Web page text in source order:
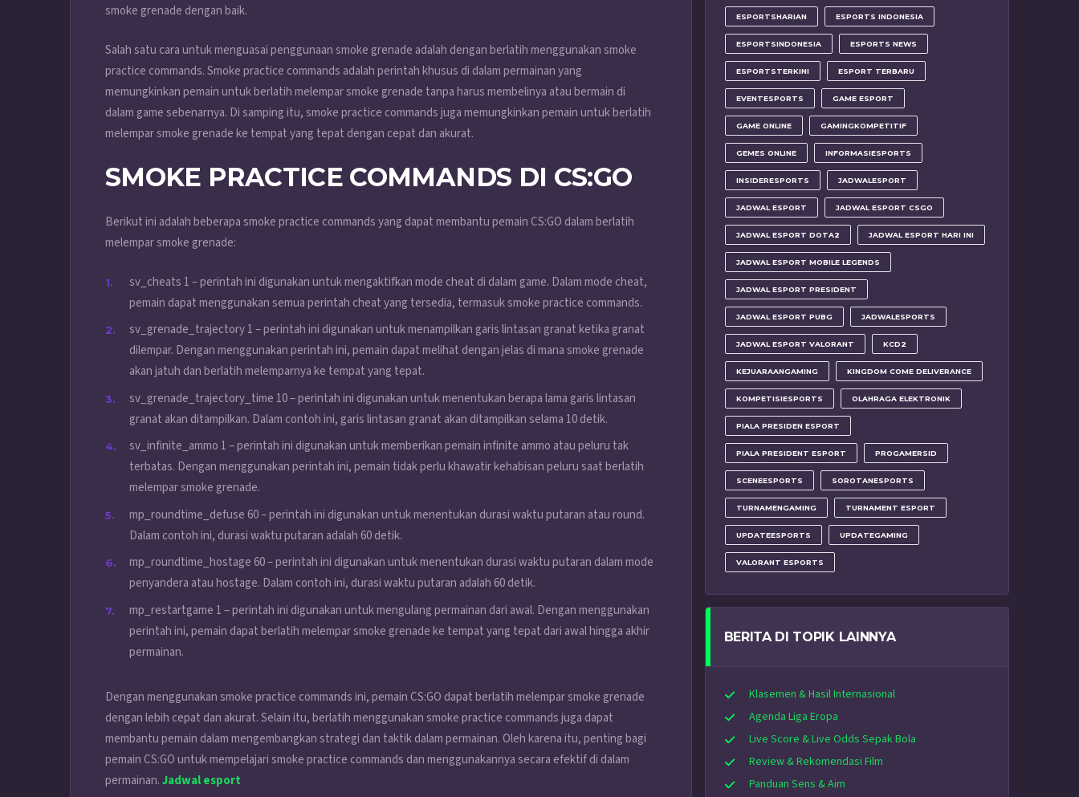
smoke grenade dengan baik.
Salah satu cara untuk menguasai penggunaan smoke grenade adalah dengan berlatih menggunakan smoke
practice commands. Smoke practice commands adalah perintah khusus di dalam permainan yang
memungkinkan pemain untuk berlatih melempar smoke grenade tanpa harus membelinya atau bermain di
dalam game sebenarnya. Di samping itu, smoke practice commands juga memungkinkan pemain untuk berlatih
melempar smoke grenade ke tempat yang tepat dengan cepat dan akurat.
SMOKE PRACTICE COMMANDS DI CS:GO
Berikut ini adalah beberapa smoke practice commands yang dapat membantu pemain CS:GO dalam berlatih
melempar smoke grenade:
sv_cheats 1 – perintah ini digunakan untuk mengaktifkan mode cheat di dalam game. Dalam mode cheat,
pemain dapat menggunakan semua perintah cheat yang tersedia, termasuk smoke practice commands.
sv_grenade_trajectory 1 – perintah ini digunakan untuk menampilkan garis lintasan granat ketika granat
dilempar. Dengan menggunakan perintah ini, pemain dapat melihat dengan jelas di mana smoke grenade
akan jatuh dan berlatih melemparnya ke tempat yang tepat.
sv_grenade_trajectory_time 10 – perintah ini digunakan untuk menentukan berapa lama garis lintasan
granat akan ditampilkan. Dalam contoh ini, garis lintasan granat akan ditampilkan selama 10 detik.
sv_infinite_ammo 1 – perintah ini digunakan untuk memberikan pemain infinite ammo atau peluru tak
terbatas. Dengan menggunakan perintah ini, pemain tidak perlu khawatir kehabisan peluru saat berlatih
melempar smoke grenade.
mp_roundtime_defuse 60 – perintah ini digunakan untuk menentukan durasi waktu putaran atau round.
Dalam contoh ini, durasi waktu putaran adalah 60 detik.
mp_roundtime_hostage 60 – perintah ini digunakan untuk menentukan durasi waktu putaran dalam mode
penyandera atau hostage. Dalam contoh ini, durasi waktu putaran adalah 60 detik.
mp_restartgame 1 – perintah ini digunakan untuk mengulang permainan dari awal. Dengan menggunakan
perintah ini, pemain dapat berlatih melempar smoke grenade ke tempat yang tepat dari awal hingga akhir
permainan.
Dengan menggunakan smoke practice commands ini, pemain CS:GO dapat berlatih melempar smoke grenade
dengan lebih cepat dan akurat. Selain itu, berlatih menggunakan smoke practice commands juga dapat
membantu pemain dalam mengembangkan strategi dan taktik dalam permainan. Oleh karena itu, penting bagi
pemain CS:GO untuk mempelajari smoke practice commands dan menggunakannya secara efektif di dalam
permainan.Jadwal esport
ESPORTSHARIAN ESPORTS INDONESIA
ESPORTSINDONESIA ESPORTS NEWS
ESPORTSTERKINI ESPORT TERBARU
EVENTESPORTS GAME ESPORT
GAME ONLINE GAMINGKOMPETITIF
GEMES ONLINE INFORMASIESPORTS
INSIDERESPORTS JADWALESPORT
JADWAL ESPORT JADWAL ESPORT CSGO
JADWAL ESPORT DOTA2 JADWAL ESPORT HARI INI
JADWAL ESPORT MOBILE LEGENDS
JADWAL ESPORT PRESIDENT
JADWAL ESPORT PUBG JADWALESPORTS
JADWAL ESPORT VALORANT KCD2
KEJUARAANGAMING KINGDOM COME DELIVERANCE
KOMPETISIESPORTS OLAHRAGA ELEKTRONIK
PIALA PRESIDEN ESPORT
PIALA PRESIDENT ESPORT PROGAMERSID
SCENEESPORTS SOROTANESPORTS
TURNAMENGAMING TURNAMENT ESPORT
UPDATEESPORTS UPDATEGAMING
VALORANT ESPORTS
BERITA DI TOPIK LAINNYA
Klasemen & Hasil Internasional
Agenda Liga Eropa
Live Score & Live Odds Sepak Bola
Review & Rekomendasi Film
Panduan Sens & Aim